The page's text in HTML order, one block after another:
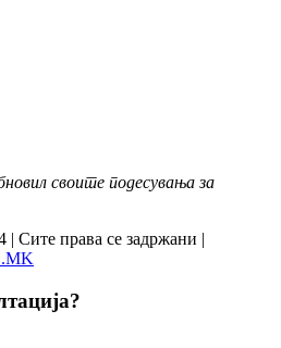
своите подесувања за
Сите права се задржани |